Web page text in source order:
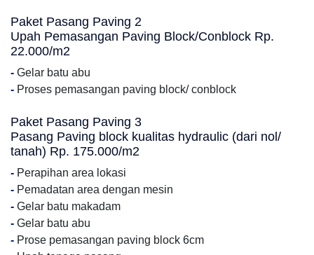
Paket Pasang Paving 2
Upah Pemasangan Paving Block/Conblock Rp.
22.000/m2
- Gelar batu abu
- Proses pemasangan paving block/ conblock
Paket Pasang Paving 3
Pasang Paving block kualitas hydraulic (dari nol/
tanah) Rp. 175.000/m2
- Perapihan area lokasi
- Pemadatan area dengan mesin
- Gelar batu makadam
- Gelar batu abu
- Prose pemasangan paving block 6cm